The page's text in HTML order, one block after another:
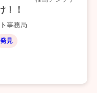
！！
事務局
発見